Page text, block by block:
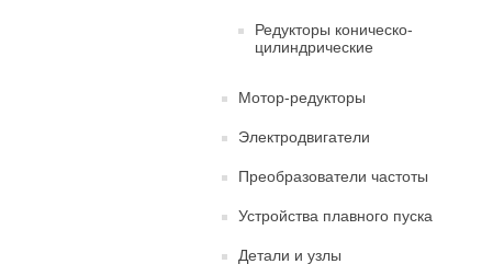
Редукторы коническо-
цилиндрические
Мотор-редукторы
Электродвигатели
Преобразователи частоты
Устройства плавного пуска
Детали и узлы